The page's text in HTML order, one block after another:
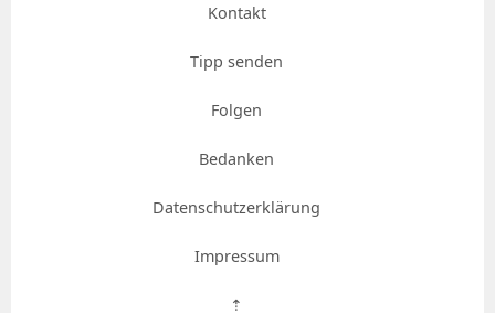
Kontakt
Tipp senden
Folgen
Bedanken
Datenschutzerklärung
Impressum
⇡